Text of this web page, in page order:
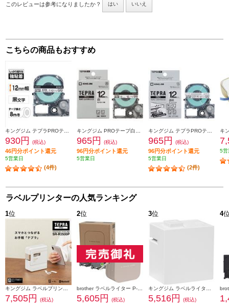
このレビューは参考になりましたか？ はい いいえ
こちらの商品もおすすめ
930円 (税込)
46円分ポイント還元
5営業日
(4件)
965円 (税込)
96円分ポイント還元
5営業日
965円 (税込)
96円分ポイント還元
5営業日
(2件)
5営
ラベルプリンターの人気ランキング
1位
7,505円 (税込)
2位
5,605円 (税込)
3位
5,516円
(税込)
4